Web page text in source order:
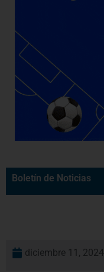
Boletín de Noticias
diciembre 11, 2024